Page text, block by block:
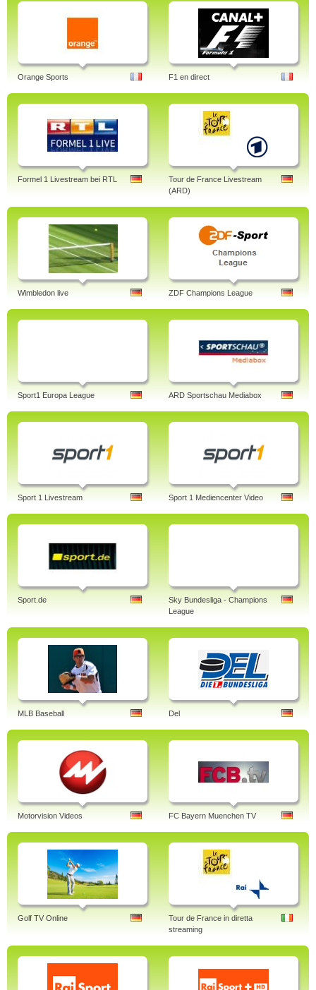
Orange Sports F1 en direct
Formel 1 Livestream bei RTL
Tour de France Livestream
(ARD)
Wimbledon live ZDF Champions League
Sport1 Europa League ARD Sportschau Mediabox
Sport 1 Livestream Sport 1 Mediencenter Video
Sport.de
Sky Bundesliga - Champions
League
MLB Baseball Del
Motorvision Videos FC Bayern Muenchen TV
Golf TV Online
Tour de France in diretta
streaming